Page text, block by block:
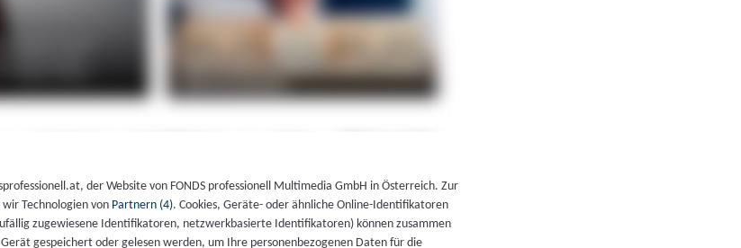
der Website von FONDS professionell Multimedia GmbH in Österreich. Zur
Technologien von Partnern (4). Cookies, Geräte- oder ähnliche Online-Identifikatoren
zugewiesene Identifikatoren, netzwerkbasierte Identifikatoren) können zusammen
gespeichert oder gelesen werden, um Ihre personenbezogenen Daten für die